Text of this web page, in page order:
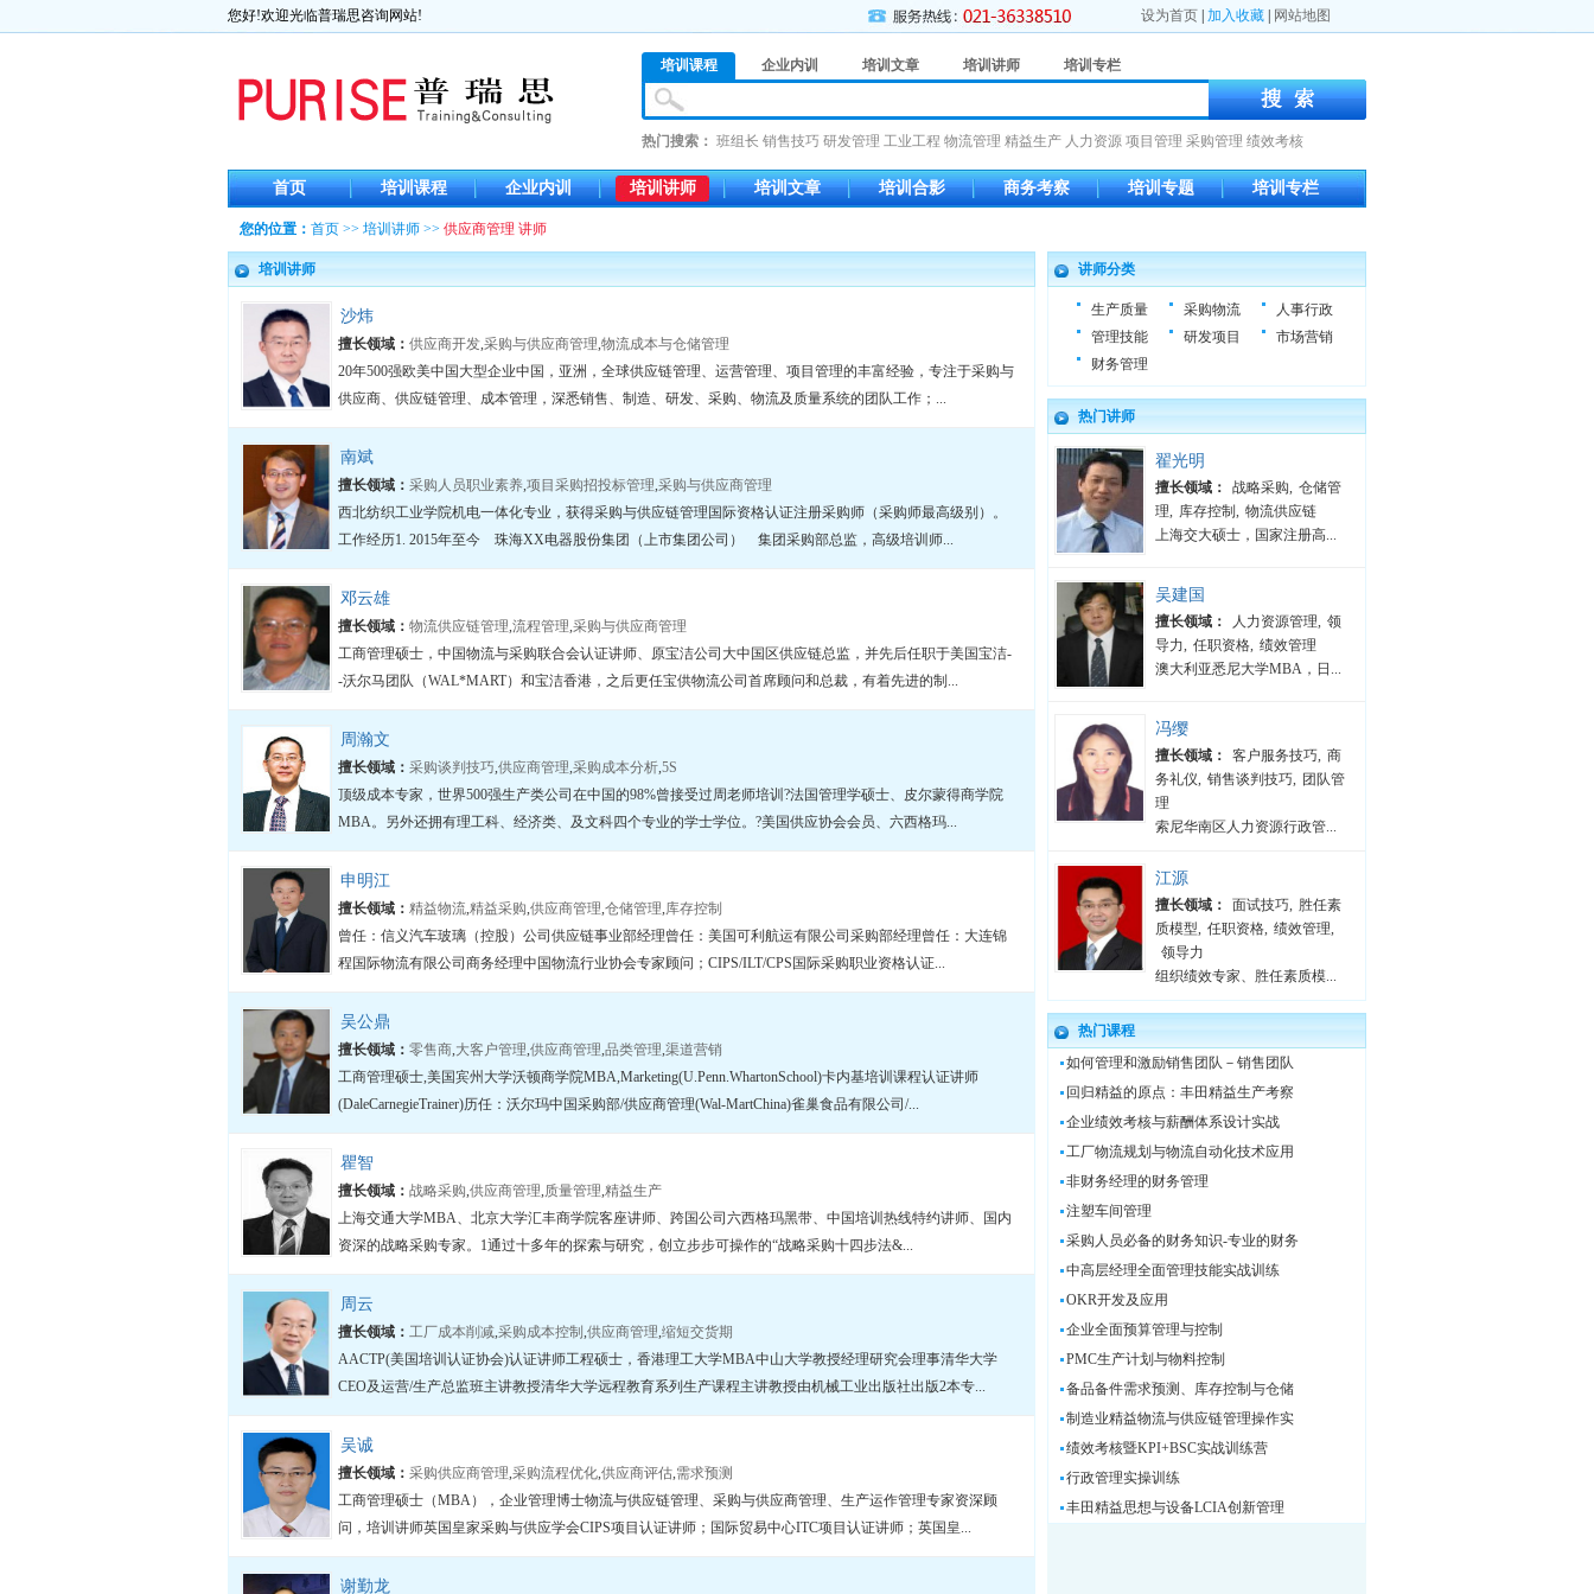
您好!欢迎光临普瑞思咨询网站! 设为首页 加入收藏 网站地图
培训课程 企业内训 培训文章 培训讲师 培训专栏
热门搜索： 班组长 销售技巧 研发管理 工业工程 物流管理 精益生产 人力资源 项目管理 采购管理 绩效考核
首页 培训课程 企业内训 培训讲师 培训文章 培训合影 商务考察 培训专题 培训专栏
您的位置： 首页 >> 培训讲师 >> 供应商管理 讲师
培训讲师
沙炜
擅长领域： 供应商开发,采购与供应商管理,物流成本与仓储管理
20年500强欧美中国大型企业中国，亚洲，全球供应链管理、运营管理、项目管理的丰富经验，专注于采购与
供应商、供应链管理、成本管理，深悉销售、制造、研发、采购、物流及质量系统的团队工作；...
南斌
擅长领域： 采购人员职业素养,项目采购招投标管理,采购与供应商管理
西北纺织工业学院机电一体化专业，获得采购与供应链管理国际资格认证注册采购师（采购师最高级别）。
工作经历1. 2015年至今 珠海XX电器股份集团（上市集团公司） 集团采购部总监，高级培训师...
邓云雄
擅长领域： 物流供应链管理,流程管理,采购与供应商管理
工商管理硕士，中国物流与采购联合会认证讲师、原宝洁公司大中国区供应链总监，并先后任职于美国宝洁-
-沃尔马团队（WAL*MART）和宝洁香港，之后更任宝供物流公司首席顾问和总裁，有着先进的制...
周瀚文
擅长领域： 采购谈判技巧,供应商管理,采购成本分析,5S
顶级成本专家，世界500强生产类公司在中国的98%曾接受过周老师培训?法国管理学硕士、皮尔蒙得商学院
MBA。另外还拥有理工科、经济类、及文科四个专业的学士学位。?美国供应协会会员、六西格玛...
申明江
擅长领域： 精益物流,精益采购,供应商管理,仓储管理,库存控制
曾任：信义汽车玻璃（控股）公司供应链事业部经理曾任：美国可利航运有限公司采购部经理曾任：大连锦
程国际物流有限公司商务经理中国物流行业协会专家顾问；CIPS/ILT/CPS国际采购职业资格认证...
吴公鼎
擅长领域： 零售商,大客户管理,供应商管理,品类管理,渠道营销
工商管理硕士,美国宾州大学沃顿商学院MBA,Marketing(U.Penn.WhartonSchool)卡内基培训课程认证讲师
(DaleCarnegieTrainer)历任：沃尔玛中国采购部/供应商管理(Wal-MartChina)雀巢食品有限公司/...
瞿智
擅长领域： 战略采购,供应商管理,质量管理,精益生产
上海交通大学MBA、北京大学汇丰商学院客座讲师、跨国公司六西格玛黑带、中国培训热线特约讲师、国内
资深的战略采购专家。1通过十多年的探索与研究，创立步步可操作的“战略采购十四步法&...
周云
擅长领域： 工厂成本削减,采购成本控制 ,供应商管理,缩短交货期
AACTP(美国培训认证协会)认证讲师工程硕士，香港理工大学MBA中山大学教授经理研究会理事清华大学
CEO及运营/生产总监班主讲教授清华大学远程教育系列生产课程主讲教授由机械工业出版社出版2本专...
吴诚
擅长领域： 采购供应商管理,采购流程优化,供应商评估,需求预测
工商管理硕士（MBA），企业管理博士物流与供应链管理、采购与供应商管理、生产运作管理专家资深顾
问，培训讲师英国皇家采购与供应学会CIPS项目认证讲师；国际贸易中心ITC项目认证讲师；英国皇...
谢勤龙
讲师分类
生产质量 采购物流
人事行政
管理技能
研发项目
市场营销
财务管理
热门讲师
翟光明
擅长领域： 战略采购, 仓储管
理, 库存控制 , 物流供应链
上海交大硕士，国家注册高...
吴建国
擅长领域： 人力资源管理, 领
导力, 任职资格, 绩效管理
澳大利亚悉尼大学MBA，日...
冯缨
擅长领域： 客户服务技巧, 商
务礼仪, 销售谈判技巧, 团队管
理
索尼华南区人力资源行政管...
江源
擅长领域： 面试技巧, 胜任素
质模型, 任职资格, 绩效管理,
领导力
组织绩效专家、胜任素质模...
热门课程
如何管理和激励销售团队－销售团队
回归精益的原点：丰田精益生产考察
企业绩效考核与薪酬体系设计实战
工厂物流规划与物流自动化技术应用
非财务经理的财务管理
注塑车间管理
采购人员必备的财务知识-专业的财务
中高层经理全面管理技能实战训练
OKR开发及应用
企业全面预算管理与控制
PMC生产计划与物料控制
备品备件需求预测、库存控制与仓储
制造业精益物流与供应链管理操作实
绩效考核暨KPI+BSC实战训练营
行政管理实操训练
丰田精益思想与设备LCIA创新管理